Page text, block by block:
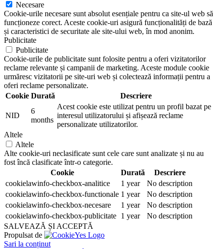
Necesare
Cookie-urile necesare sunt absolut esențiale pentru ca site-ul web să
funcționeze corect. Aceste cookie-uri asigură funcționalități de bază
și caracteristici de securitate ale site-ului web, în mod anonim.
Publicitate
Publicitate
Cookie-urile de publicitate sunt folosite pentru a oferi vizitatorilor
reclame relevante și campanii de marketing. Aceste module cookie
urmăresc vizitatorii pe site-uri web și colectează informații pentru a
oferi reclame personalizate.
Cookie Durată Descriere
NID
6
months
Acest cookie este utilizat pentru un profil bazat pe
interesul utilizatorului și afișează reclame
personalizate utilizatorilor.
Altele
Altele
Alte cookie-uri neclasificate sunt cele care sunt analizate și nu au
fost încă clasificate într-o categorie.
Cookie
Durată
Descriere
cookielawinfo-checkbox-analitice
1 year
No description
cookielawinfo-checkbox-functionale 1 year
No description
cookielawinfo-checkbox-necesare
1 year
No description
cookielawinfo-checkbox-publicitate 1 year
No description
SALVEAZĂ ȘI ACCEPTĂ
Propulsat de
Sari la conținut